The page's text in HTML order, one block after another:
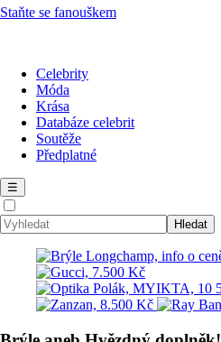
Staňte se fanouškem
Celebrity
Móda
Krása
Databáze celebrit
Soutěže
Předplatné
☰